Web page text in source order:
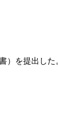
）を提出した